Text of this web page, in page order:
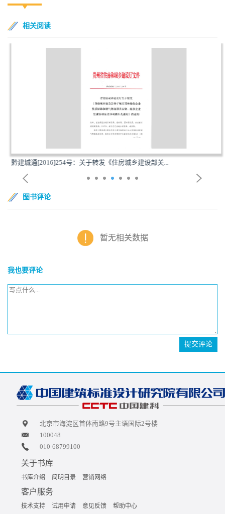
相关阅读
黔建城通[2016]254号：关于转发《住房城乡建设部关...
图书评论
暂无相关数据
我也要评论
提交评论
北京市海淀区首体南路9号主语国际2号楼
100048
010-68799100
关于书库
书库介绍 简明目录 营销网络
客户服务
技术支持 试用申请 意见反馈 帮助中心